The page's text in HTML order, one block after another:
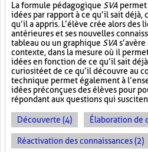
La formule pédagogique SVA permet
idées par rapport à ce qu’il sait déjà,
qu’il a appris. L’élève crée alors des
antérieures et ses nouvelles
tableau ou un graphique SVA
contexte, dans la mesure où il
idées en fonction de ce qu’il sait
curiosité et de ce qu’il découvre au
technique permet également à
idées préconçues des élèves pour
répondant aux questions qui
Découverte (4) Élaboration de
Réactivation des connaissances (2)